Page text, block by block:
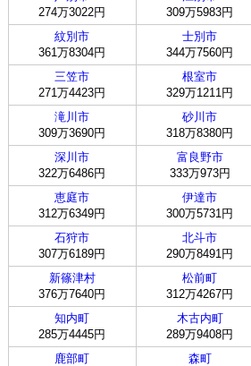
274万3022円
309万5983円
紋別市
361万8304円
士別市
344万7560円
三笠市
271万4423円
根室市
329万1211円
滝川市
309万3690円
砂川市
318万8380円
深川市
322万6486円
富良野市
333万973円
恵庭市
312万6349円
伊達市
300万5731円
石狩市
307万6189円
北斗市
290万8491円
新篠津村
376万7640円
松前町
312万4267円
知内町
285万4445円
木古内町
289万9408円
鹿部町
森町